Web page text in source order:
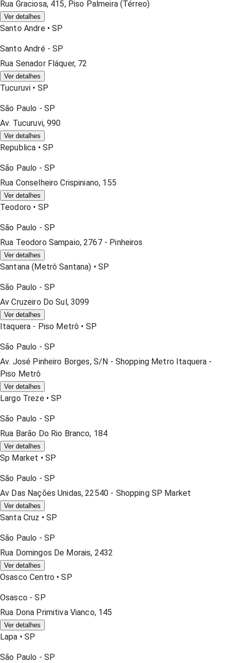
Rua Graciosa, 415, Piso Palmeira (térreo)
Ver detalhes
Santo Andre• SP
Santo André-SP
Rua Senador Fláquer, 72
Ver detalhes
Tucuruvi • SP
São Paulo - SP
Av. Tucuruvi, 990
Ver detalhes
Republica • SP
São Paulo - SP
Rua Conselheiro Crispiniano, 155
Ver detalhes
Teodoro • SP
São Paulo - SP
Rua Teodoro Sampaio, 2767 - Pinheiros
Ver detalhes
Santana (metrô Santana) • SP
São Paulo - SP
Av Cruzeiro Do Sul, 3099
Ver detalhes
Itaquera - Piso Metrô • SP
São Paulo - SP
Av. José Pinheiro Borges, S/n - Shopping Metro Itaquera -
Piso Metrô
Ver detalhes
Largo Treze• SP
São Paulo - SP
Rua Barão Do Rio Branco, 184
Ver detalhes
Sp Market • SP
São Paulo - SP
Av Das Nações Unidas, 22540 - Shopping SP Market
Ver detalhes
Santa Cruz • SP
São Paulo - SP
Rua Domingos De Morais, 2432
Ver detalhes
Osasco Centro • SP
Osasco -SP
Rua Dona Primitiva Vianco, 145
Ver detalhes
Lapa • SP
São Paulo - SP